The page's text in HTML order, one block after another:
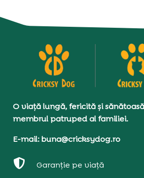
O viață lungă, fericită și
membrul patruped al familiei.
E-mail: buna@cricksydog.ro
 Garanție pe viață